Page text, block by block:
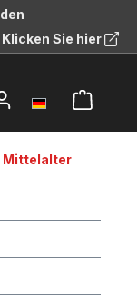
Sie hier
Mittelalter